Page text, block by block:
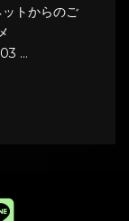
トからのご
…